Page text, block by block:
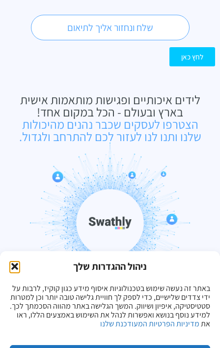
ניהול ההגדרות שלך
באתר זה נעשה שימוש בטכנולוגיות איסוף מידע כגון קוקיז, לרבות על
ידי צדדים שלישיים, כדי לספק לך חוויית גלישה טובה יותר וכן למטרות
סטטיסטיקה, איפיון ושיווק. המשך הגלישה באתר מהווה הסכמתך לכך.
למידע נוסף בנושא ואפשרות לנהל את השימוש באמצעים הללו, ראו
אתמדיניות הפרטיות המעודכנת שלנו
לידים איכותיים ופגישות מותאמות אישית
בארץ ובעולם - הכל במקום אחד!
הצטרפו לעסקים שכבר נהנים מהיכולות
שלנו ותנו לנו לעזור לכם להתרחב ולגדול.
לחץ כאן